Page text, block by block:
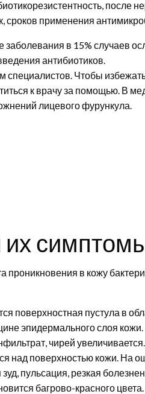
после
сроков применения
в 15% случаев
антибиотиков.
Чтобы
к врачу за помощью. В
лицевого фурункула.
их
проникновения в кожу
поверхностная пустула в
эпидермального слоя
чирей
над поверхностью кожи. На
пульсация, резкая
багрово-красного